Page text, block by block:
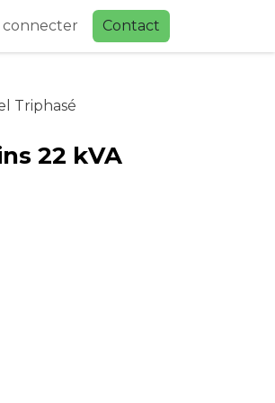
connecter Contact
Triphasé
22 kVA